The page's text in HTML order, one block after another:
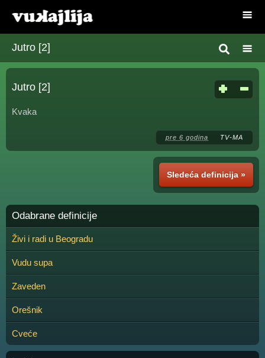
Jutro [2]
Jutro [2]
Kvaka
pre 6 godina TV-MA
Sledeća definicija »
Odabrane definicije
Živi i radi u Beogradu
Vudu supa
Zaveden
Orešnik
Cveće